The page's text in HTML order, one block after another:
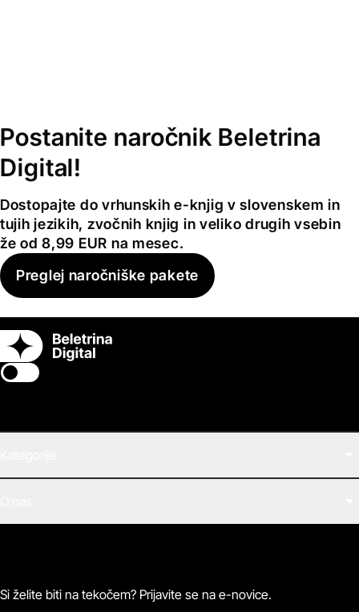
Postanite naročnik Beletrina
Digital!
Dostopajte do vrhunskih e-knjig v slovenskem in
tujih jezikih, zvočnih knjig in veliko drugih vsebin
že od 8,99 EUR na mesec.
Preglej naročniške pakete
Switch theme
Zvočne knjige
Kontaktirajte nas
Si želite biti na tekočem? Prijavite se na e-novice.